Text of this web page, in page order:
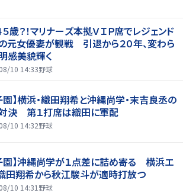
５歳？！マリナーズ本拠ＶＩＰ席でレジェンド
元女優妻が観戦 引退から２０年、変わら
感美貌輝く
10 14:33野球
園】横浜・織田翔希と沖縄尚学・末吉良丞の
決 第１打席は織田に軍配
10 14:32野球
園】沖縄尚学が１点差に詰め寄る 横浜エ
田翔希から秋江駿斗が適時打放つ
10 14:31 野球